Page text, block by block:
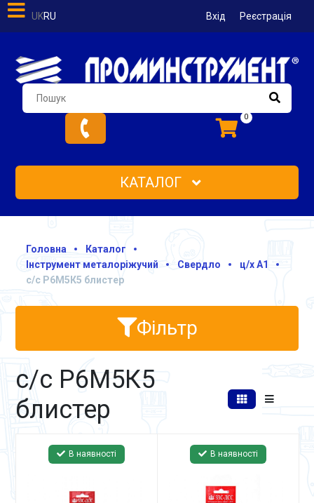
UKRU Вхід Реєстрація
0
КАТАЛОГ
Головна
Каталог
Інструмент металоріжучий
Свердло
ц/х А1
с/с Р6М5К5 блистер
Фільтр
с/с Р6М5К5
блистер
В наявності В наявності